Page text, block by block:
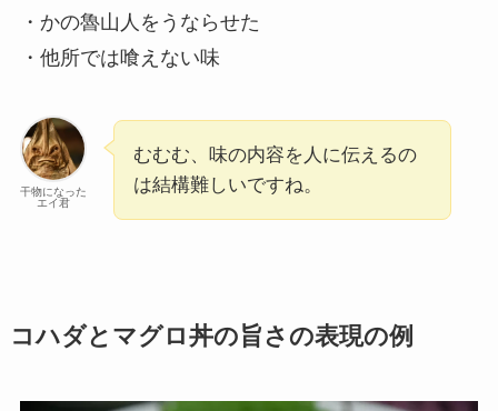
・かの魯山人をうならせた
・他所では喰えない味
干物になった
エイ君
むむむ、味の内容を人に伝えるの
は結構難しいですね。
コハダとマグロ丼の旨さの表現の例